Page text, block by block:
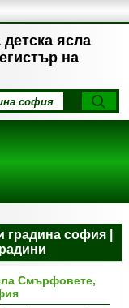
ясла
на
градина софия |
Смърфовете,